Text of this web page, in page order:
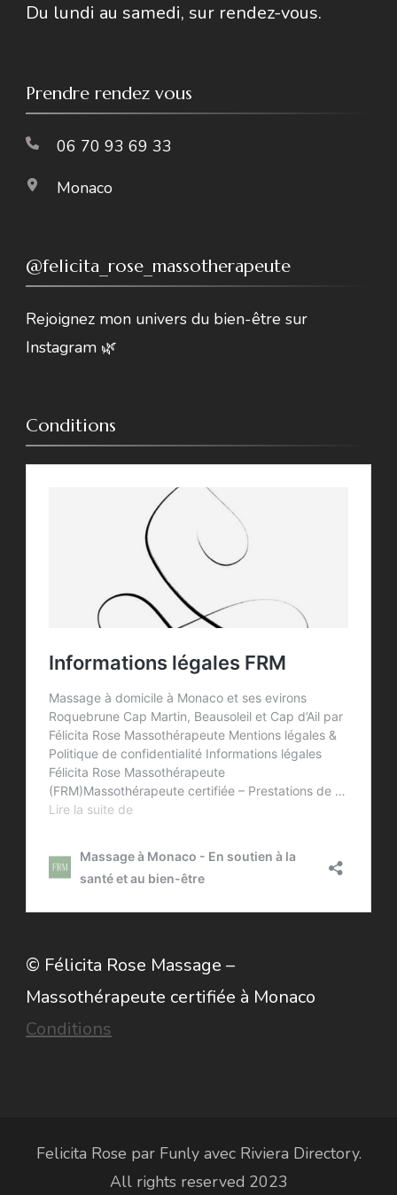
Du lundi au samedi, sur rendez-vous.
Prendre rendez vous
06 70 93 69 33
Monaco
@felicita_rose_massotherapeute
Rejoignez mon univers du bien-être sur
Instagram 🌿
Conditions
© Félicita Rose Massage –
Massothérapeute certifiée à Monaco
Conditions
Felicita Rose par Funlyavec Riviera Directory.
All rights reserved 2023